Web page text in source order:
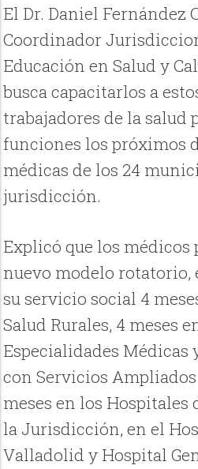
El Dr. Daniel Fernández
Coordinador
Educación en Salud y
busca capacitarlos a
trabajadores de la salud
funciones los próximos
médicas de los 24
jurisdicción.
Explicó que los médicos
nuevo modelo rotatorio,
su servicio social 4
Salud Rurales, 4 meses
Especialidades Médicas
con Servicios
meses en los Hospitales
la Jurisdicción, en el
Valladolid y Hospital